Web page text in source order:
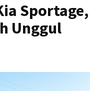
Sportage,
Unggul